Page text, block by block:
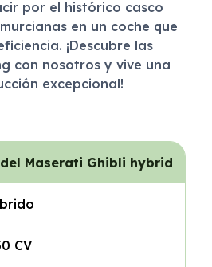
por el histórico casco
en un coche que
¡Descubre las
con nosotros y vive una
excepcional!
Maserati Ghibli hybrid
CV